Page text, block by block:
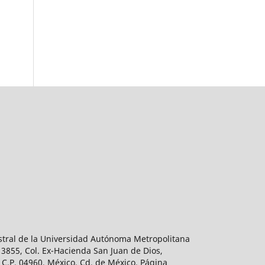
de la Universidad Autónoma Metropolitana
Col. Ex-Hacienda San Juan de Dios,
04960, México, Cd. de México. Página